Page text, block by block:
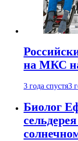
на МКС
3 года спустя3
Биолог